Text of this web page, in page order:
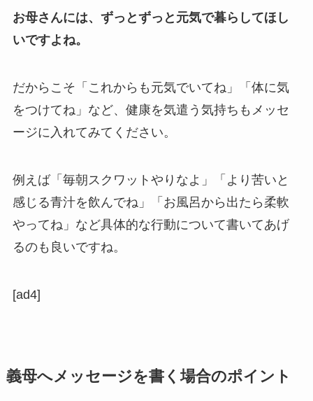
お母さんには、ずっとずっと元気で暮らしてほし
いですよね。
だからこそ「これからも元気でいてね」「体に気
をつけてね」など、健康を気遣う気持ちもメッセ
ージに入れてみてください。
例えば「毎朝スクワットやりなよ」「より苦いと
感じる青汁を飲んでね」「お風呂から出たら柔軟
やってね」など具体的な行動について書いてあげ
るのも良いですね。
[ad4]
義母へメッセージを書く場合のポイント